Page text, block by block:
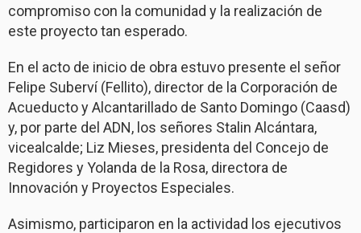
compromiso con la comunidad y la realización de
este proyecto tan esperado.
En el acto de inicio de obra estuvo presente el señor
Felipe Suberví (Fellito), director de la Corporación de
Acueducto y Alcantarillado de Santo Domingo (Caasd)
y, por parte del ADN, los señores Stalin Alcántara,
vicealcalde; Liz Mieses, presidenta del Concejo de
Regidores y Yolanda de la Rosa, directora de
Innovación y Proyectos Especiales.
Asimismo, participaron en la actividad los ejecutivos